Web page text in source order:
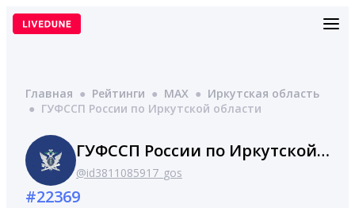
Перейти
Главная ● Рейтинги ● MAX ● Иркутская область
● ГУФССП России по Иркутской области
ГУФССП России по Иркутской области
@id3811085917_gos
#22369